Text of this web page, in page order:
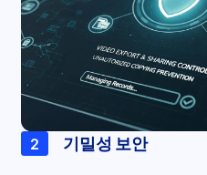
2 기밀성 보안